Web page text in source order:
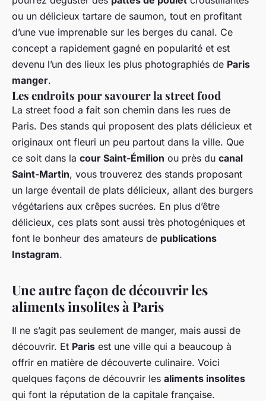
ou un délicieux tartare de saumon, tout en profitant
d’une vue imprenable sur les berges du canal. Ce
concept a rapidement gagné en popularité et est
devenu l’un des lieux les plus photographiés de Paris
manger.
Les endroits pour savourer la street food
La street food a fait son chemin dans les rues de
Paris. Des stands qui proposent des plats délicieux et
originaux ont fleuri un peu partout dans la ville. Que
ce soit dans la cour Saint-Émilion ou près du canal
Saint-Martin, vous trouverez des stands proposant
un large éventail de plats délicieux, allant des burgers
végétariens aux crêpes sucrées. En plus d’être
délicieux, ces plats sont aussi très photogéniques et
font le bonheur des amateurs de publications
Instagram.
Une autre façon de découvrir les
aliments insolites à Paris
Il ne s’agit pas seulement de manger, mais aussi de
découvrir. Et Paris est une ville qui a beaucoup à
offrir en matière de découverte culinaire. Voici
quelques façons de découvrir les aliments insolites
qui font la réputation de la capitale française.